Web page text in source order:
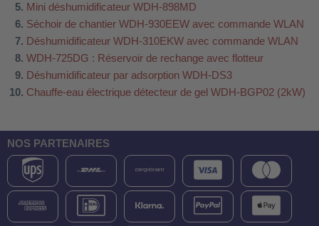
Mini déshumidificateur WDH-898MD
Séchoir de chantier WDH-930EEW avec commande WLAN
Déshumidificateur WDH-310EKW avec commande WLAN
WDH-725DG : Réservoir de rechange avec flotteur
Déshumidificateur par adsorption WDH-DS3
Chauffe-eau électrique détecteur de gel WDH-BGP02 (2kW)
NOS PARTENAIRES